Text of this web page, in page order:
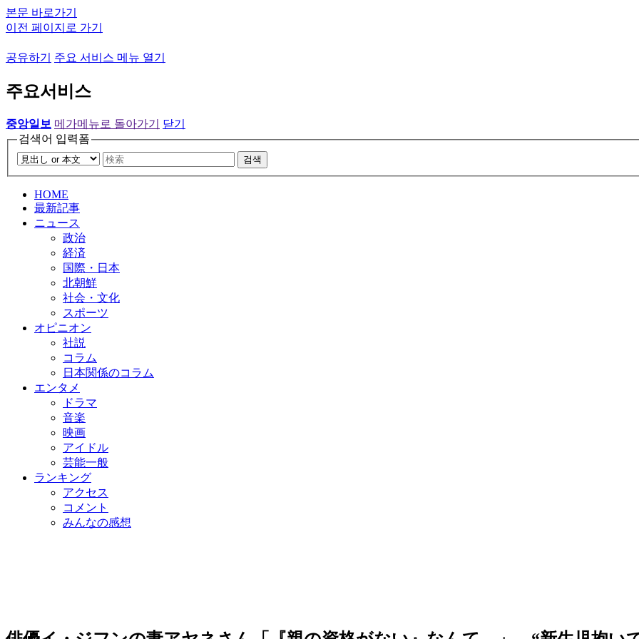
본문 바로가기
이전 페이지로 가기
공유하기 주요 서비스 메뉴 열기
주요서비스
중앙일보 메가메뉴로 돌아가기
닫기
검색어 입력폼
검색
HOME
最新記事
ニュース
政治
経済
国際・日本
北朝鮮
社会・文化
スポーツ
オピニオン
社説
コラム
日本関係のコラム
エンタメ
ドラマ
音楽
映画
アイドル
芸能一般
ランキング
アクセス
コメント
みんなの感想